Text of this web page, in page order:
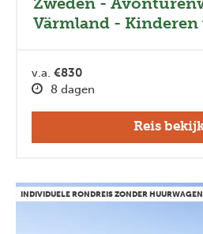
Värmland - Kinderen
v.a. €830
8 dagen
Reis
INDIVIDUELE RONDREIS ZONDER HUURWAGEN